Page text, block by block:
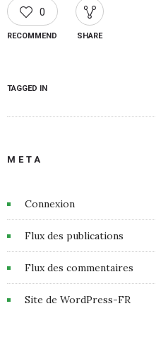
0
RECOMMEND SHARE
TAGGED IN
META
Connexion
Flux des publications
Flux des commentaires
Site de WordPress-FR